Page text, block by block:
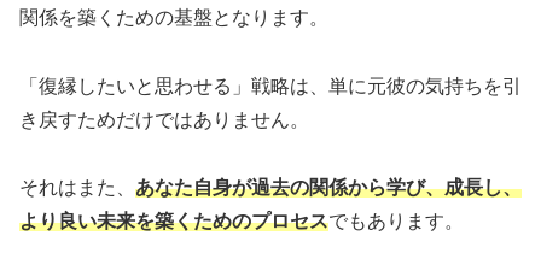
関係を築くための基盤となります。
「復縁したいと思わせる」戦略は、単に元彼の気持ちを引
き戻すためだけではありません。
それはまた、 あなた自身が過去の関係から学び、成長し、
より良い未来を築くためのプロセスでもあります。